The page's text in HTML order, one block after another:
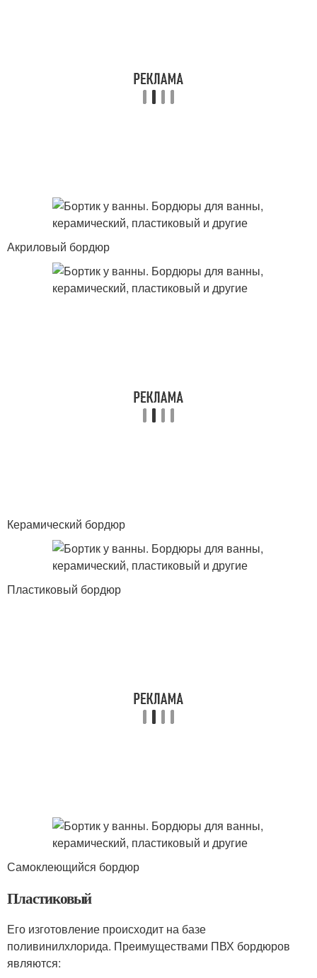
Акриловый бордюр
Керамический бордюр
Пластиковый бордюр
Самоклеющийся бордюр
Пластиковый
Его изготовление происходит на базе
поливинилхлорида. Преимуществами ПВХ бордюров
являются: